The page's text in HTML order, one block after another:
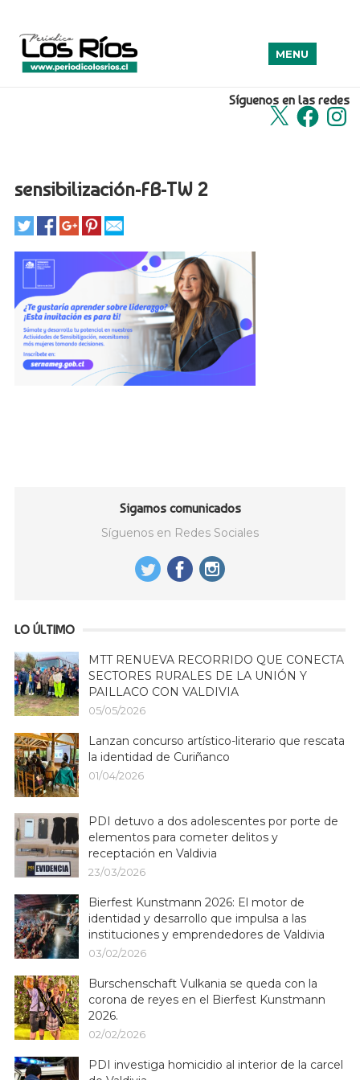
Síguenos en las redes
X Facebook
MENU
sensibilización-FB-TW 2
Sigamos comunicados
Síguenos en Redes Sociales
LO ÚLTIMO
MTT RENUEVA RECORRIDO QUE CONECTA
SECTORES RURALES DE LA UNIÓN Y
PAILLACO CON VALDIVIA
05/05/2026
Lanzan concurso artístico-literario que rescata
la identidad de Curiñanco
01/04/2026
PDI detuvo a dos adolescentes por porte de
elementos para cometer delitos y
receptación en Valdivia
23/03/2026
Bierfest Kunstmann 2026: El motor de
identidad y desarrollo que impulsa a las
instituciones y emprendedores de Valdivia
03/02/2026
Burschenschaft Vulkania se queda con la
corona de reyes en el Bierfest Kunstmann
2026.
02/02/2026
PDI investiga homicidio al interior de la carcel